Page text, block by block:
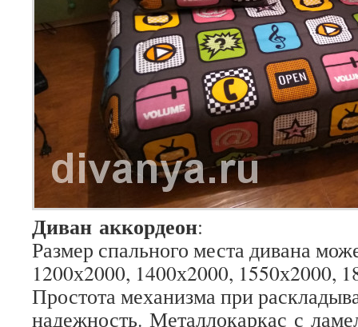
Диван аккордеон:
Размер спального места дивана
1200х2000, 1400х2000, 1550х2000,
Простота механизма при
надежность. Металлокаркас с